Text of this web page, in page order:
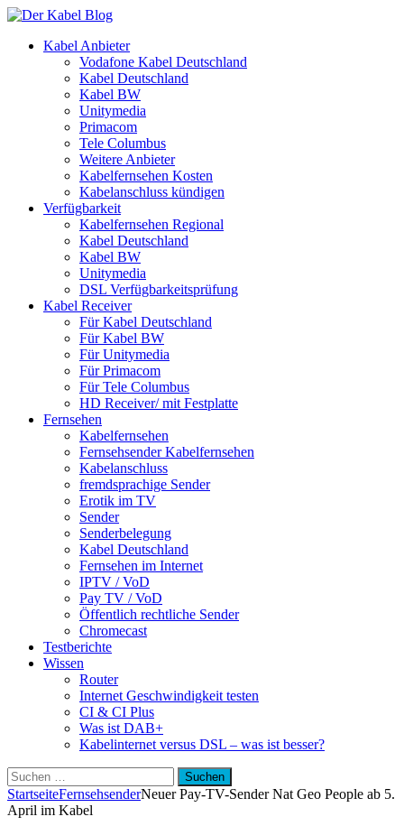
Kabel Anbieter
Vodafone Kabel Deutschland
Kabel Deutschland
Kabel BW
Unitymedia
Primacom
Tele Columbus
Weitere Anbieter
Kabelfernsehen Kosten
Kabelanschluss kündigen
Verfügbarkeit
Kabelfernsehen Regional
Kabel Deutschland
Kabel BW
Unitymedia
DSL Verfügbarkeitsprüfung
Kabel Receiver
Für Kabel Deutschland
Für Kabel BW
Für Unitymedia
Für Primacom
Für Tele Columbus
HD Receiver/ mit Festplatte
Fernsehen
Kabelfernsehen
Fernsehsender Kabelfernsehen
Kabelanschluss
fremdsprachige Sender
Erotik im TV
Sender
Senderbelegung
Kabel Deutschland
Fernsehen im Internet
IPTV / VoD
Pay TV / VoD
Öffentlich rechtliche Sender
Chromecast
Testberichte
Wissen
Router
Internet Geschwindigkeit testen
CI & CI Plus
Was ist DAB+
Kabelinternet versus DSL – was ist besser?
Suchen
nach:
StartseiteFernsehsenderNeuer Pay-TV-Sender Nat Geo People ab 5.
April im Kabel